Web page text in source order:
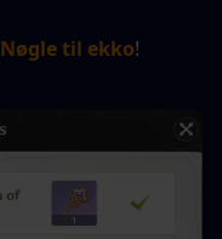
Nøgle til ekko!